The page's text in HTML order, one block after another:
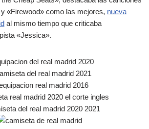
«Firewood» como las mejores, nueva
al mismo tiempo que criticaba
«Jessica».